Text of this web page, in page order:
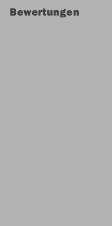
Bewertungen